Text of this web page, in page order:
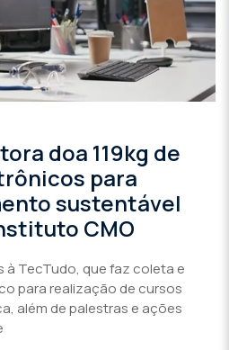
doa 119kg de
para
sustentável
CMO
à TecTudo, que faz coleta e
para realização de cursos
além de palestras e ações